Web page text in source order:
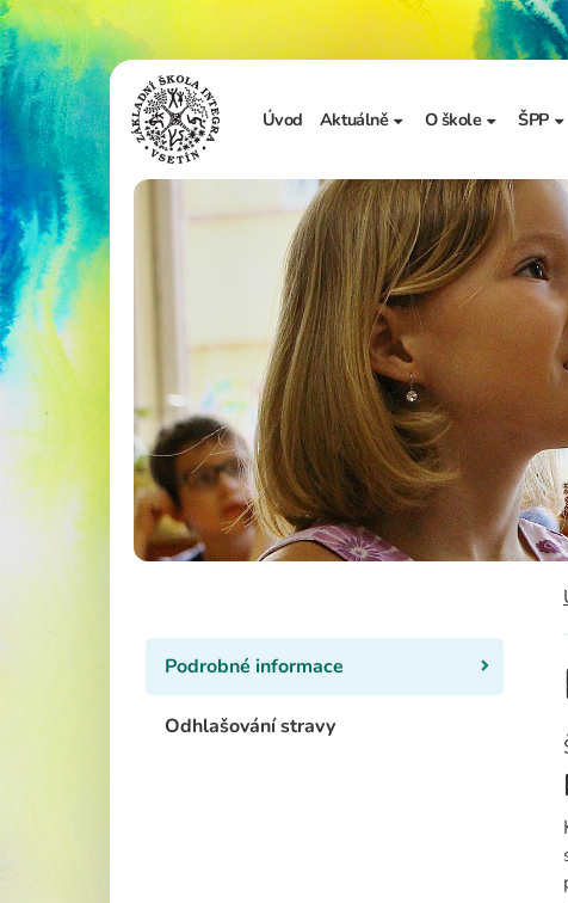
Úvod Aktuálně
Sdělení školy
Ze života školy
O škole
Základní
Úřední deska
Vzdělávání a
Zápis do 1. třídy
Školní
Realizované
Adopce na dálku
Školská rada
ŠPP
Podrobné informace
Odhlašování stravy